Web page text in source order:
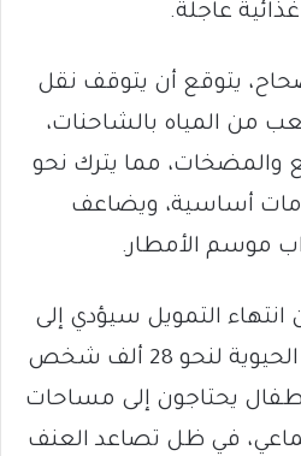
عاجلة.
يتوقع أن يتوقف نقل
متر مكعب من المياه بالشاحنات،
والمضخات، مما يترك نحو
أساسية، ويضاعف
موسم الأمطار.
انتهاء التمويل سيؤدي إلى
فقدان خدمات الحماية الحيوية لنحو 28 ألف شخص
يحتاجون إلى مساحات
في ظل تصاعد العنف